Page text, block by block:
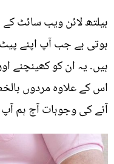
ہیلتھ لائن ویب سائٹ
ہوتی ہے جب آپ اپنے پیٹ
ہیں۔ یہ ان کو کھینچنے
اس کے علاوہ مردوں
آنے کی وجوہات آج ہم آپ